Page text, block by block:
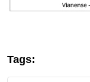
Tags: